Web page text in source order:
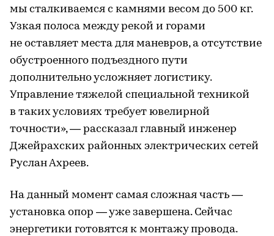
мы сталкиваемся с камнями весом до 500 кг.
Узкая полоса между рекой и горами
не оставляет места для маневров, а отсутствие
обустроенного подъездного пути
дополнительно усложняет логистику.
Управление тяжелой специальной техникой
в таких условиях требует ювелирной
точности», — рассказал главный инженер
Джейрахских районных электрических сетей
Руслан Ахреев.
На данный момент самая сложная часть —
установка опор — уже завершена. Сейчас
энергетики готовятся к монтажу провода.